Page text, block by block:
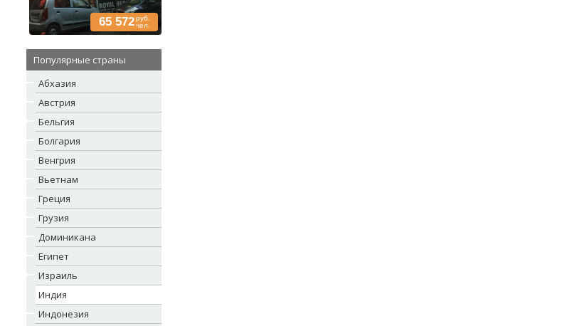
65 572руб.
чел.
Популярные страны
Абхазия
Австрия
Бельгия
Болгария
Венгрия
Вьетнам
Греция
Грузия
Доминикана
Египет
Израиль
Индия
Индонезия